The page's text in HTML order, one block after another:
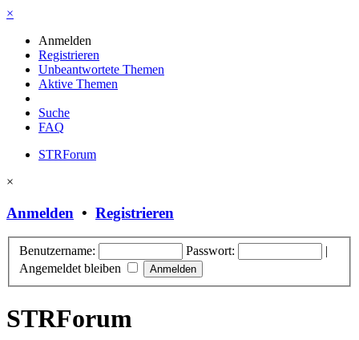
×
Anmelden
Registrieren
Unbeantwortete Themen
Aktive Themen
Suche
FAQ
STRForum
×
Anmelden • Registrieren
Benutzername: Passwort:
|
Angemeldet bleiben
STRForum